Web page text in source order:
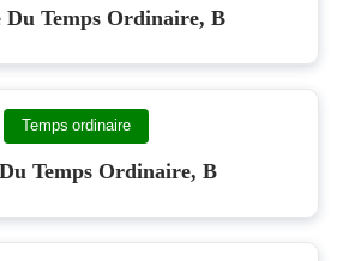
Temps Ordinaire, B
Temps ordinaire
Temps Ordinaire, B